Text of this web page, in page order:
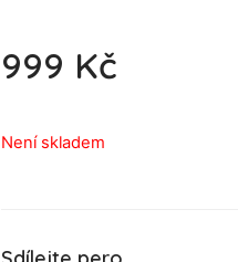
999 Kč
Není skladem